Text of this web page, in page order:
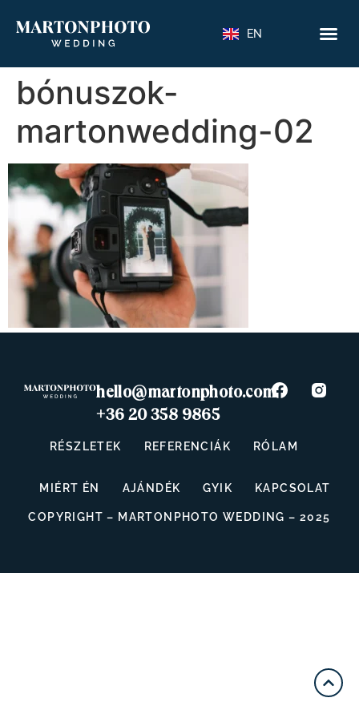
EN
bónuszok-
martonwedding-02
hello@martonphoto.com
+36 20 358 9865
RÉSZLETEK REFERENCIÁK RÓLAM
MIÉRT ÉN AJÁNDÉK GYIK KAPCSOLAT
COPYRIGHT – MARTONPHOTO WEDDING – 2025